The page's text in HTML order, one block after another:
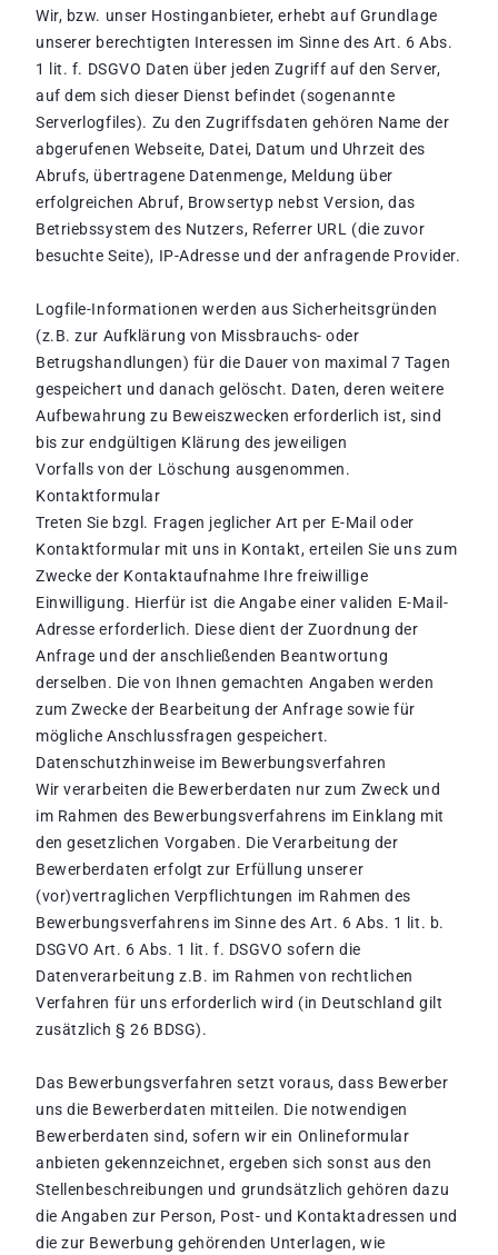
Wir, bzw. unser Hostinganbieter, erhebt auf Grundlage
unserer berechtigten Interessen im Sinne des Art. 6 Abs.
1 lit. f. DSGVO Daten über jeden Zugriff auf den Server,
auf dem sich dieser Dienst befindet (sogenannte
Serverlogfiles). Zu den Zugriffsdaten gehören Name der
abgerufenen Webseite, Datei, Datum und Uhrzeit des
Abrufs, übertragene Datenmenge, Meldung über
erfolgreichen Abruf, Browsertyp nebst Version, das
Betriebssystem des Nutzers, Referrer URL (die zuvor
besuchte Seite), IP-Adresse und der anfragende Provider.
Logfile-Informationen werden aus Sicherheitsgründen
(z.B. zur Aufklärung von Missbrauchs- oder
Betrugshandlungen) für die Dauer von maximal 7 Tagen
gespeichert und danach gelöscht. Daten, deren weitere
Aufbewahrung zu Beweiszwecken erforderlich ist, sind
bis zur endgültigen Klärung des jeweiligen
Vorfalls von der Löschung ausgenommen.
Kontaktformular
Treten Sie bzgl. Fragen jeglicher Art per E-Mail oder
Kontaktformular mit uns in Kontakt, erteilen Sie uns zum
Zwecke der Kontaktaufnahme Ihre freiwillige
Einwilligung. Hierfür ist die Angabe einer validen E-Mail-
Adresse erforderlich. Diese dient der Zuordnung der
Anfrage und der anschließenden Beantwortung
derselben. Die von Ihnen gemachten Angaben werden
zum Zwecke der Bearbeitung der Anfrage sowie für
mögliche Anschlussfragen gespeichert.
Datenschutzhinweise im Bewerbungsverfahren
Wir verarbeiten die Bewerberdaten nur zum Zweck und
im Rahmen des Bewerbungsverfahrens im Einklang mit
den gesetzlichen Vorgaben. Die Verarbeitung der
Bewerberdaten erfolgt zur Erfüllung unserer
(vor)vertraglichen Verpflichtungen im Rahmen des
Bewerbungsverfahrens im Sinne des Art. 6 Abs. 1 lit. b.
DSGVO Art. 6 Abs. 1 lit. f. DSGVO sofern die
Datenverarbeitung z.B. im Rahmen von rechtlichen
Verfahren für uns erforderlich wird (in Deutschland gilt
zusätzlich § 26 BDSG).
Das Bewerbungsverfahren setzt voraus, dass Bewerber
uns die Bewerberdaten mitteilen. Die notwendigen
Bewerberdaten sind, sofern wir ein Onlineformular
anbieten gekennzeichnet, ergeben sich sonst aus den
Stellenbeschreibungen und grundsätzlich gehören dazu
die Angaben zur Person, Post- und Kontaktadressen und
die zur Bewerbung gehörenden Unterlagen, wie